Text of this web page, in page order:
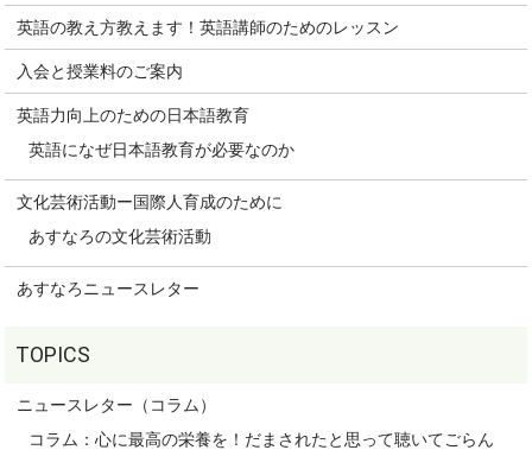
英語の教え方教えます！英語講師のためのレッスン
入会と授業料のご案内
英語力向上のための日本語教育
英語になぜ日本語教育が必要なのか
文化芸術活動ー国際人育成のために
あすなろの文化芸術活動
あすなろニュースレター
ニュースレター（コラム）
コラム：心に最高の栄養を！だまされたと思って聴いてごらん